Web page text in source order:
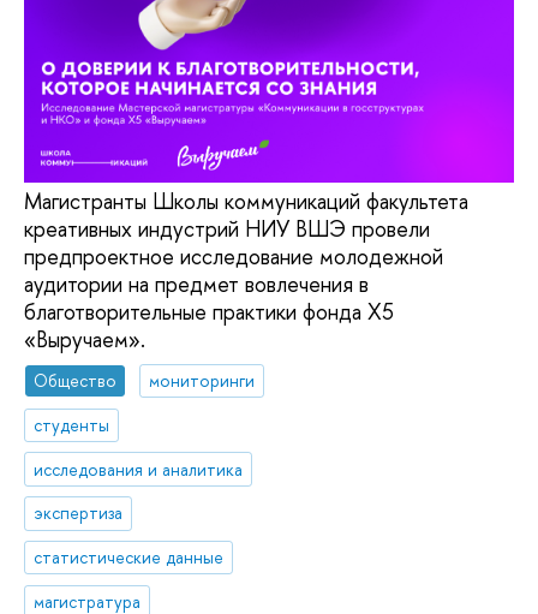
Магистранты Школы коммуникаций факультета
креативных индустрий НИУ ВШЭ провели
предпроектное исследование молодежной
аудитории на предмет вовлечения в
благотворительные практики фонда Х5
«Выручаем».
Общество
мониторинги
студенты
исследования и аналитика
экспертиза
статистические данные
магистратура